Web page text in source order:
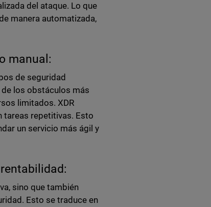
del ataque. Lo que
manera automatizada,
manual:
de seguridad
los obstáculos más
limitados. XDR
tareas repetitivas. Esto
un servicio más ágil y
sino que también
Esto se traduce en